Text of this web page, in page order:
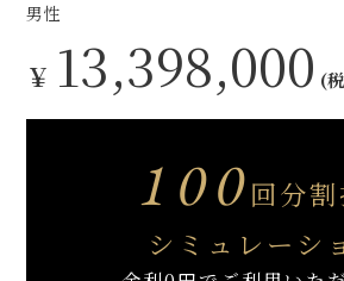
男性
￥ 13,398,000 (
100回分
シミュレーシ